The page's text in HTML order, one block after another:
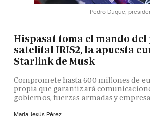
Pedro Duque,
Hispasat toma el mando del
satelital IRIS2, la apuesta
Starlink de Musk
Compromete hasta 600 millones de
propia que garantizará
gobiernos, fuerzas armadas y
María Jesús Pérez